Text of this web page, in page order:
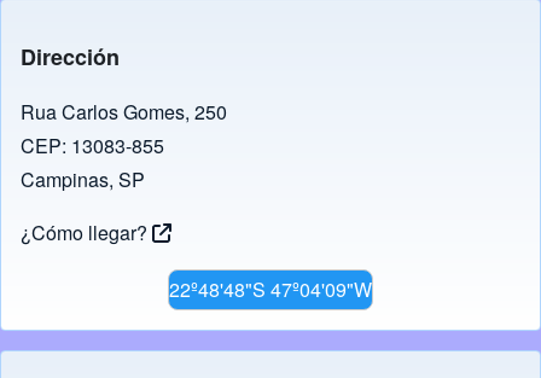
Dirección
Rua Carlos Gomes, 250
CEP: 13083-855
Campinas, SP
¿Cómo llegar?
22º48'48"S 47º04'09"W